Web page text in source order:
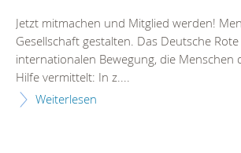
Jetzt mitmachen und Mitglied werden!
Gesellschaft gestalten. Das Deutsche
internationalen Bewegung, die Menschen
Hilfe vermittelt: In z....
Weiterlesen